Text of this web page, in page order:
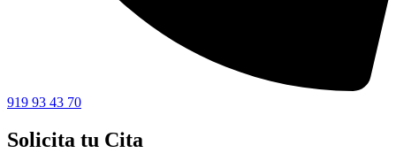
919 93 43 70
Solicita tu Cita